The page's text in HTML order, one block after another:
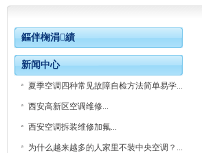
鏂伴椈涓績
新闻中心
夏季空调四种常见故障自检方法简单易学...
西安高新区空调维修...
西安空调拆装维修加氟...
为什么越来越多的人家里不装中央空调？...